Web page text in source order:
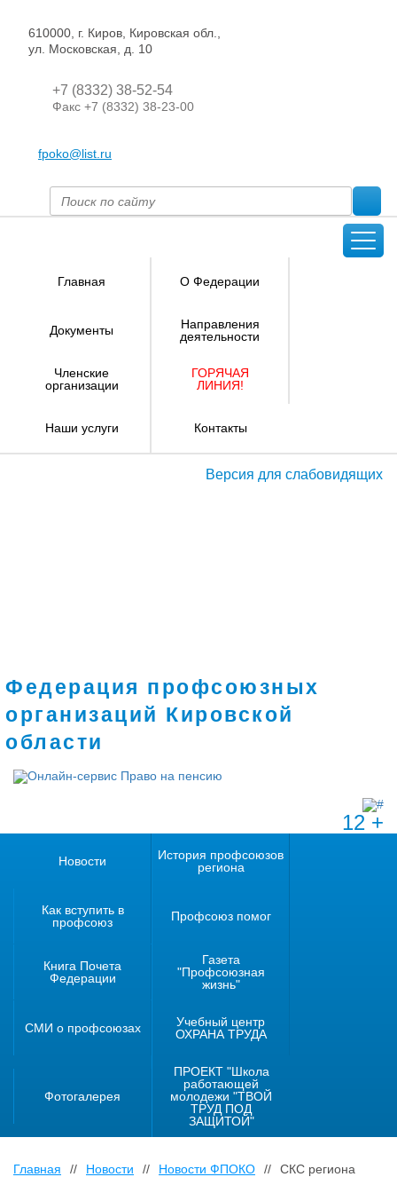
610000, г. Киров, Кировская обл.,
ул. Московская, д. 10
+7 (8332) 38-52-54
Факс +7 (8332) 38-23-00
fpoko@list.ru
Главная О Федерации
Документы
Направления
деятельности
Членские
организации
ГОРЯЧАЯ
ЛИНИЯ!
Наши услуги Контакты
Версия для слабовидящих
Федерация профсоюзных
организаций Кировской
области
12 +
Новости
История профсоюзов
региона
Как вступить в
профсоюз
Профсоюз помог
Книга Почета
Федерации
Газета
"Профсоюзная
жизнь"
СМИ о профсоюзах
Учебный центр
ОХРАНА ТРУДА
Фотогалерея
ПРОЕКТ "Школа
работающей
молодежи "ТВОЙ
ТРУД ПОД
ЗАЩИТОЙ"
Главная // Новости // Новости ФПОКО //
СКС региона